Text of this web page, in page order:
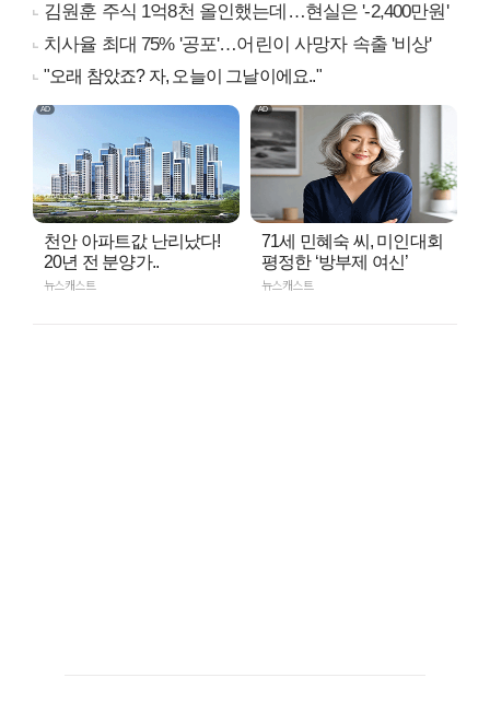
김원훈 주식 1억8천 올인했는데…현실은 '-2,400만원'
치사율 최대 75% '공포'…어린이 사망자 속출 '비상'
"오래 참았죠? 자, 오늘이 그날이에요.."
천안 아파트값 난리났다!
20년 전 분양가..
뉴스캐스트
71세 민혜숙 씨, 미인대회
평정한 ‘방부제 여신’
뉴스캐스트